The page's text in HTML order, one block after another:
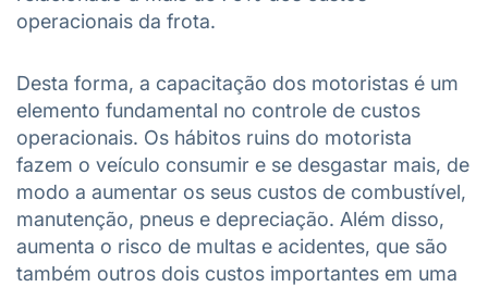
operacionais da frota.
Desta forma, a capacitação dos motoristas é um
elemento fundamental no controle de custos
operacionais. Os hábitos ruins do motorista
fazem o veículo consumir e se desgastar mais, de
modo a aumentar os seus custos de combustível,
manutenção, pneus e depreciação. Além disso,
aumenta o risco de multas e acidentes, que são
também outros dois custos importantes em uma